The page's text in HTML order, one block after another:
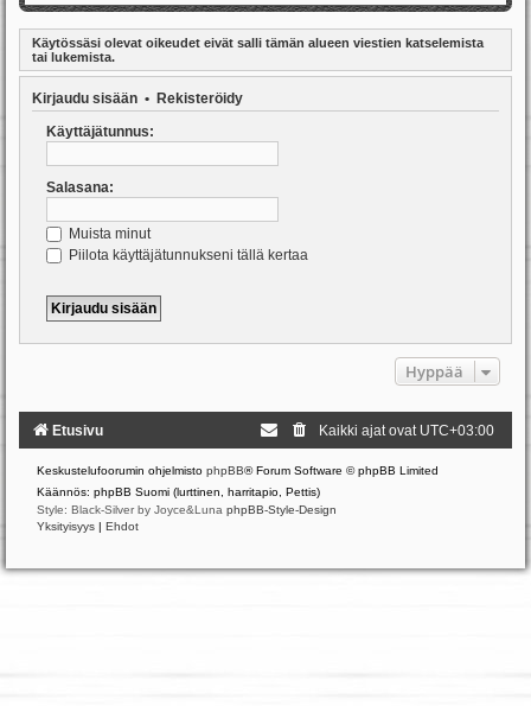
Käytössäsi olevat oikeudet eivät salli tämän alueen viestien katselemista
tai lukemista.
Kirjaudu sisään • Rekisteröidy
Käyttäjätunnus:
Salasana:
Muista minut
Piilota käyttäjätunnukseni tällä kertaa
Hyppää
Etusivu Kaikki ajat ovat UTC+03:00
Keskustelufoorumin ohjelmisto phpBB® Forum Software © phpBB Limited
Käännös: phpBB Suomi (lurttinen, harritapio, Pettis)
Style: Black-Silver by Joyce&Luna phpBB-Style-Design
Yksityisyys | Ehdot